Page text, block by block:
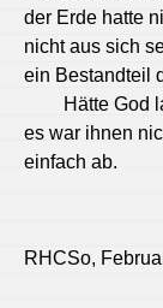
der Erde hatte
nicht aus sich
ein Bestandteil
Hätte God
es war ihnen
einfach ab.
RHCSo,